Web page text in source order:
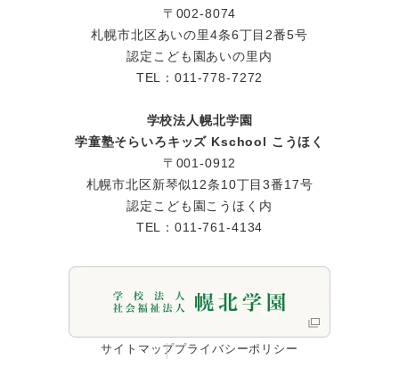
〒002-8074
札幌市北区あいの里4条6丁目2番5号
認定こども園あいの里内
TEL：011-778-7272
学校法人幌北学園
学童塾そらいろキッズ Kschool こうほく
〒001-0912
札幌市北区新琴似12条10丁目3番17号
認定こども園こうほく内
TEL：011-761-4134
サイトマッププライバシーポリシー